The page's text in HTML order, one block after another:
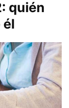
quién
él